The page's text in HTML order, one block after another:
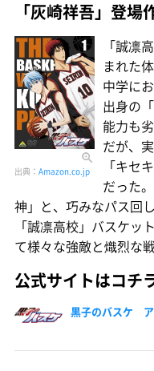
「灰崎祥吾」登場
出典： Amazon.co.jp
「誠凛
まれた
中学に
出身の
能力も
だが、
「キセ
だった
神」と、巧みなパス回
「誠凛高校」バスケッ
て様々な強敵と熾烈な
公式サイトはコチ
黒子のバスケ ア